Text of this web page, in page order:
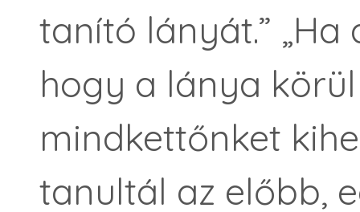
tanító lányát.”
hogy a lánya
mindkettőnket
tanultál az előbb,